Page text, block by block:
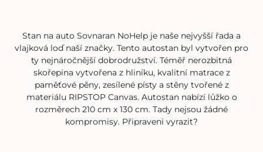
Stan na auto Sovnaran NoHelp je naše nejvyšší řada a
vlajková loď naší značky. Tento autostan byl vytvořen pro
ty nejnáročnější dobrodružství. Téměř nerozbitná
skořepina vytvořena z hliníku, kvalitní matrace z
paměťové pěny, zesílené písty a stěny tvořené z
materiálu RIPSTOP Canvas. Autostan nabízí lůžko o
rozměrech 210 cm x 130 cm. Tady nejsou žádné
kompromisy. Připraveni vyrazit?